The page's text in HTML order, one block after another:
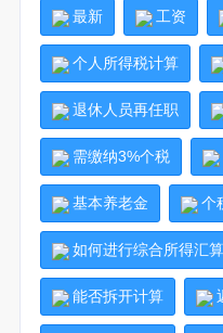
最新 工资
个人所得税计算
退休人员再任职
需缴纳3%个税
基本养老金 个
如何进行综合所得汇
能否拆开计算